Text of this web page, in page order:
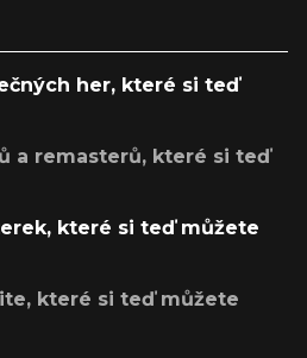
her, které si teď
a remasterů, které si teď
které si teď můžete
které si teď můžete